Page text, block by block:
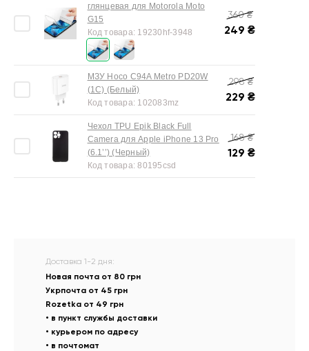
глянцевая для Motorola Moto
G15
Код товара: 19230hf-3948
360₴
249 ₴
МЗУ Hoco C94A Metro PD20W
(1C) (Белый)
Код товара: 102083mz
298₴
229 ₴
Чехол TPU Epik Black Full
Camera для Apple iPhone 13 Pro
(6.1’’) (Черный)
Код товара:80195csd
168₴
129 ₴
Доставка 1-2 дня:
Новая почта от 80 грн
Укрпочта от 45 грн
Rozetka от 49 грн
• в пункт службы доставки
• курьером по адресу
• в почтомат